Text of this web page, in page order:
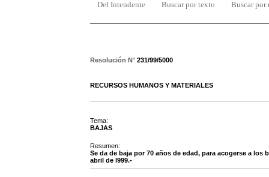
Del Intendente Buscar por texto Buscar por
Resolución N° 231/99/5000
RECURSOS HUMANOS Y MATERIALES
Tema:
BAJAS
Resumen:
Se da de baja por 70 años de edad, para acogerse a
abril de l999.-